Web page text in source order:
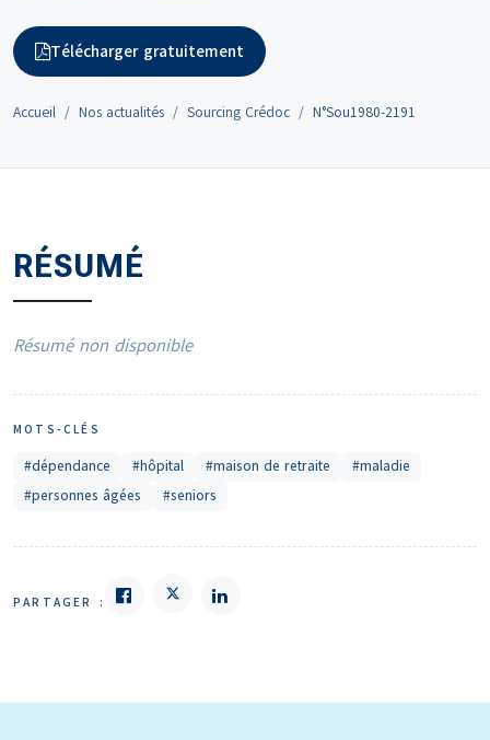
Télécharger gratuitement
Accueil Nos actualités Sourcing Crédoc N°Sou1980-2191
RÉSUMÉ
Résumé non disponible
MOTS-CLÉS
#dépendance #hôpital #maison de retraite
#maladie
#personnes âgées
#seniors
PARTAGER :